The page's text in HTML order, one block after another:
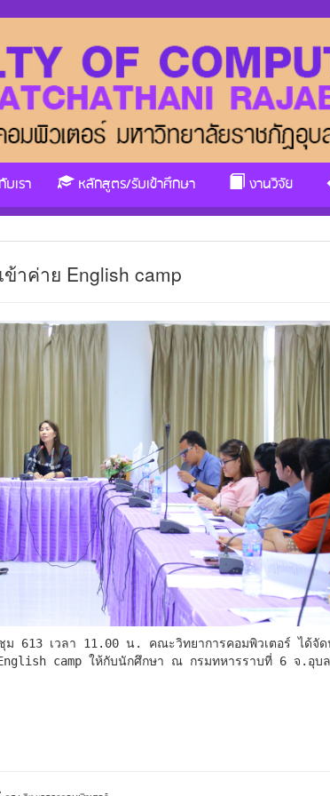
บเรา หลักสูตร/รับเข้าศึกษา งานวิจัย
าค่าย English camp
English camp ให้กับนักศึกษา ณ กรมทหารราบที่ 6 จ.อุบ